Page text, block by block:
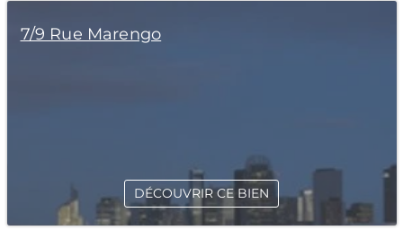
7/9 Rue Marengo
DÉCOUVRIR CE BIEN